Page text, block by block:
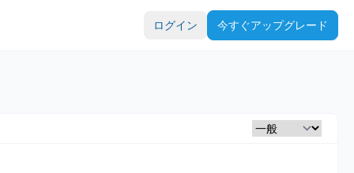
ログイン 今すぐアップグレード